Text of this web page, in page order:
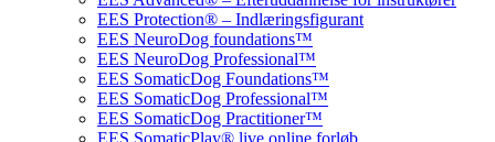
EES Protection® – Indlæringsfigurant
EES NeuroDog foundations™
EES NeuroDog Professional™
EES SomaticDog Foundations™
EES SomaticDog Professional™
EES SomaticDog Practitioner™
EES SomaticPlay® live online forløb